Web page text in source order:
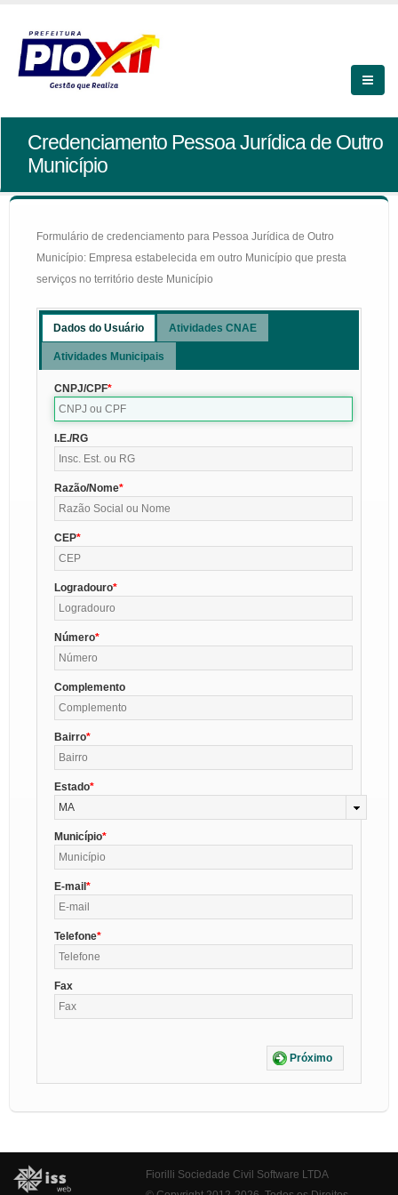
Credenciamento Pessoa Jurídica de Outro
Município
Formulário de credenciamento para Pessoa Jurídica de Outro
Município: Empresa estabelecida em outro Município que presta
serviços no território deste Município
Dados do Usuário Atividades CNAE
Atividades Municipais
CNPJ/CPF
I.E./RG
Razão/Nome
CEP
Logradouro
Número
Complemento
Bairro
Estado
MA
Município
E-mail
Telefone
Fax
Próximo
Fiorilli Sociedade Civil Software LTDA